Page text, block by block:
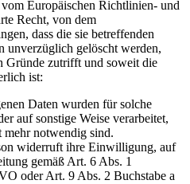
Europäischen Richtlinien- und
Recht, von dem
dass die sie betreffenden
unverzüglich gelöscht werden,
Gründe zutrifft und soweit die
ist:
Daten wurden für solche
auf sonstige Weise verarbeitet,
notwendig sind.
widerruft ihre Einwilligung, auf
gemäß Art. 6 Abs. 1
oder Art. 9 Abs. 2 Buchstabe a